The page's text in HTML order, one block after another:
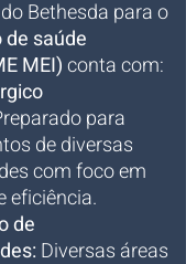
Bethesda para o
de saúde
MEI) conta com:
para
de diversas
com foco em
eficiência.
de
Diversas áreas